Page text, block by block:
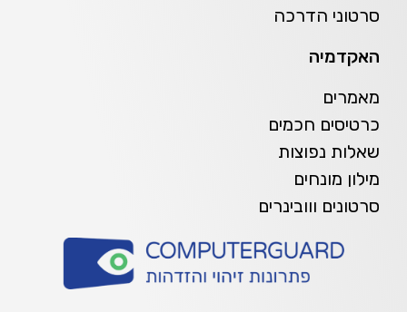
סרטוני הדרכה
האקדמיה
מאמרים
כרטיסים חכמים
שאלות נפוצות
מילון מונחים
סרטונים ווובינרים